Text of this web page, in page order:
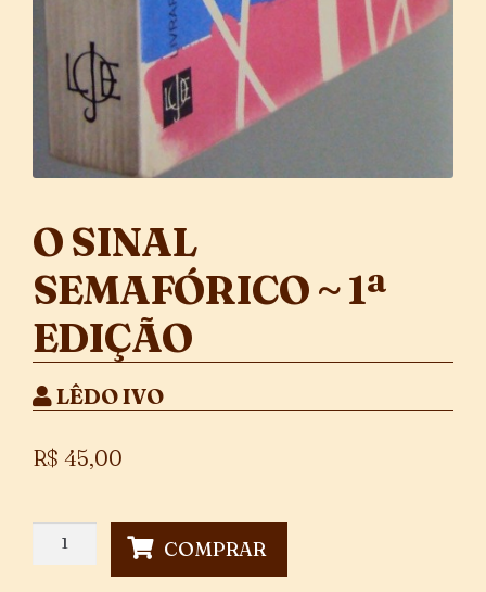
O SINAL
SEMAFÓRICO ~ 1ª
EDIÇÃO
LÊDO IVO
R$ 45,00
Semafórico
COMPRAR